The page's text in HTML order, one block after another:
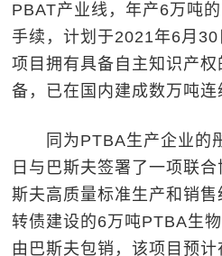
PBAT产业线，年产6万吨
手续，计划于2021年6月
项目拥有具备自主知识产
备，已在国内建成数万吨连
同为PTBA生产企业的
日与巴斯夫签署了一项联
斯夫高质量标准生产和销售
转债建设的6万吨PTBA生
由巴斯夫包销，该项目预计